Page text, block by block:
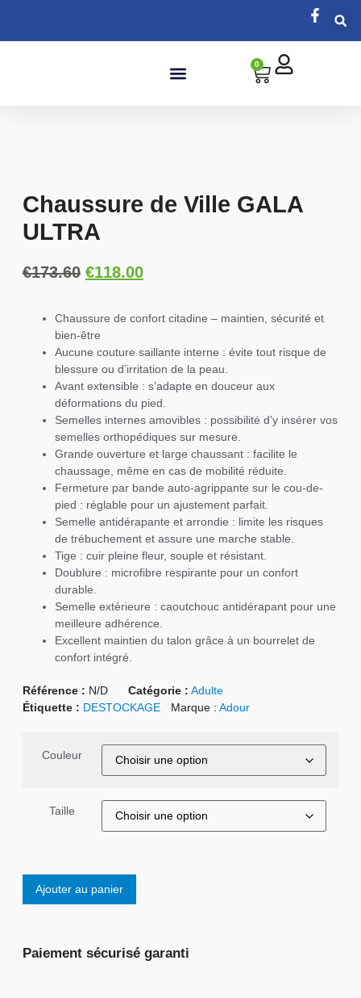
0
Chaussure de Ville GALA
ULTRA
€173.60 €118.00
Chaussure de confort citadine – maintien, sécurité et
bien-être
Aucune couture saillante interne : évite tout risque de
blessure ou d’irritation de la peau.
Avant extensible : s’adapte en douceur aux
déformations du pied.
Semelles internes amovibles : possibilité d’y insérer vos
semelles orthopédiques sur mesure.
Grande ouverture et large chaussant : facilite le
chaussage, même en cas de mobilité réduite.
Fermeture par bande auto-agrippante sur le cou-de-
pied : réglable pour un ajustement parfait.
Semelle antidérapante et arrondie : limite les risques
de trébuchement et assure une marche stable.
Tige : cuir pleine fleur, souple et résistant.
Doublure : microfibre respirante pour un confort
durable.
Semelle extérieure : caoutchouc antidérapant pour une
meilleure adhérence.
Excellent maintien du talon grâce à un bourrelet de
confort intégré.
Référence : N/D Catégorie : Adulte
Étiquette : DESTOCKAGE Marque : Adour
Couleur
Taille
Ajouter au panier
Paiement sécurisé garanti